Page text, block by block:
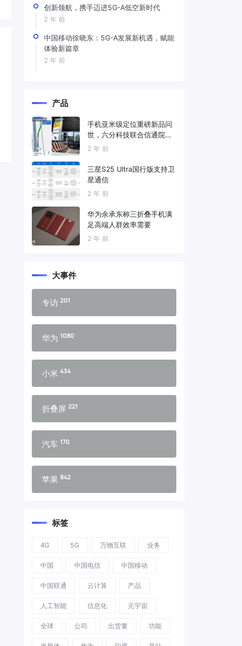
创新领航，携手迈进5G-A低空新时代
2 年 前
中国移动徐晓东：5G-A发展新机遇，赋能
体验新篇章
2 年 前
产品
手机亚米级定位重磅新品问
世，六分科技联合信通院发
布免费服务
2 年 前
三星S25 Ultra国行版支持卫
星通信
2 年 前
华为余承东称三折叠手机满
足高端人群效率需要
2 年 前
大事件
专访 201
华为 1080
小米 434
折叠屏 221
汽车 170
苹果 842
标签
4G 5G 万物互联 业务
中国 中国电信 中国移动
中国联通 云计算 产品
人工智能 信息化 元宇宙
全球 公司 出货量 功能